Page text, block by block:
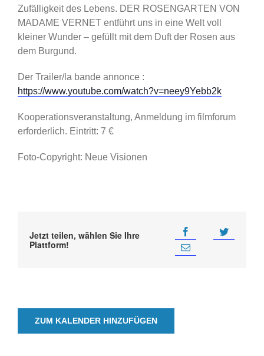
Zufälligkeit des Lebens. DER ROSENGARTEN VON
MADAME VERNET entführt uns in eine Welt voll
kleiner Wunder – gefüllt mit dem Duft der Rosen aus
dem Burgund.
Der Trailer/la bande annonce :
https://www.youtube.com/watch?v=neey9Yebb2k
Kooperationsveranstaltung, Anmeldung im filmforum
erforderlich. Eintritt: 7 €
Foto-Copyright: Neue Visionen
Jetzt teilen, wählen Sie Ihre
Plattform!
ZUM KALENDER HINZUFÜGEN